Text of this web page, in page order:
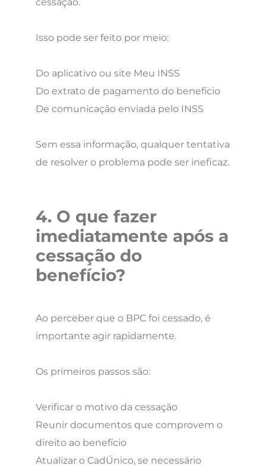
cessação.
Isso pode ser feito por meio:
Do aplicativo ou site Meu INSS
Do extrato de pagamento do benefício
De comunicação enviada pelo INSS
Sem essa informação, qualquer tentativa
de resolver o problema pode ser ineficaz.
4. O que fazer
imediatamente após a
cessação do
benefício?
Ao perceber que o BPC foi cessado, é
importante agir rapidamente.
Os primeiros passos são:
Verificar o motivo da cessação
Reunir documentos que comprovem o
direito ao benefício
Atualizar o CadÚnico, se necessário